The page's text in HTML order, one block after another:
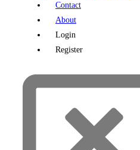
Contact
About
Login
Register